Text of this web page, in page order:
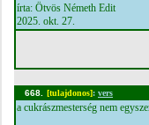
írta: Ötvös Németh Edit
2025. okt. 27.
668. [tulajdonos]: vers
a cukrászmesterség nem